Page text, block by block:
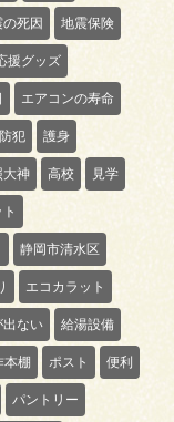
の死因 地震保険
援グッズ
エアコンの寿命
防犯 護身
大神 高校 見学
静岡市清水区
エコカラット
出ない 給湯設備
本棚 ポスト 便利
パントリー